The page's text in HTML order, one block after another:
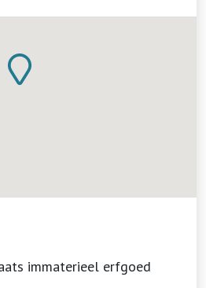
immaterieel erfgoed